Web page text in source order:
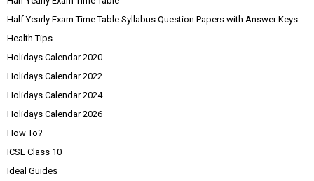
Half Yearly Exam Time Table Syllabus Question Papers with Answer Keys
Health Tips
Holidays Calendar 2020
Holidays Calendar 2022
Holidays Calendar 2024
Holidays Calendar 2026
How To?
ICSE Class 10
Ideal Guides